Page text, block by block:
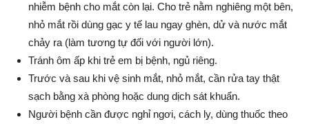
nhiễm bệnh cho mắt còn lại. Cho trẻ nằm nghiêng một bên,
nhỏ mắt rồi dùng gạc y tế lau ngay ghèn, dử và nước mắt
chảy ra (làm tương tự đối với người lớn).
Tránh ôm ấp khi trẻ em bị bệnh, ngủ riêng.
Trước và sau khi vệ sinh mắt, nhỏ mắt, cần rửa tay thật
sạch bằng xà phòng hoặc dung dịch sát khuẩn.
Người bệnh cần được nghỉ ngơi, cách ly, dùng thuốc theo